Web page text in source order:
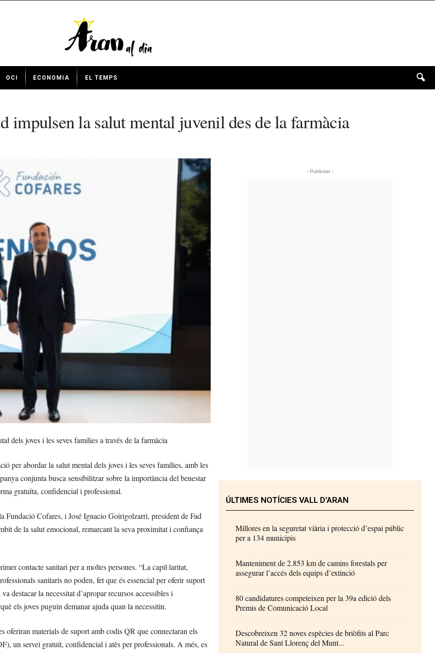
OCI ECONOMIA EL TEMPS
impulsen la salut mental juvenil des de la farmàcia
dels joves i les seves famílies a través de la farmàcia
per abordar la salut mental dels joves i les seves famílies, amb les
conjunta busca sensibilitzar sobre la importància del benestar
gratuïta, confidencial i professional.
Fundació Cofares, i José Ignacio Goirigolzarri, president de Fad
de la salut emocional, remarcant la seva proximitat i confiança
contacte sanitari per a moltes persones. “La capil·laritat,
sanitaris no poden, fet que és essencial per oferir suport
destacar la necessitat d’apropar recursos accessibles i
els joves puguin demanar ajuda quan la necessitin.
oferiran materials de suport amb codis QR que connectaran els
un servei gratuït, confidencial i atès per professionals. A més, es
- Publicitat -
ÚLTIMES NOTÍCIES VALL D'ARAN
Millores en la seguretat viària i protecció d’espai públic
per a 134 municipis
Manteniment de 2.853 km de camins forestals per
assegurar l’accés dels equips d’extinció
80 candidatures competeixen per la 39a edició dels
Premis de Comunicació Local
Descobreixen 32 noves espècies de briòfits al Parc
Natural de Sant Llorenç del Munt...